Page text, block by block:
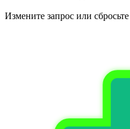
Измените запрос или